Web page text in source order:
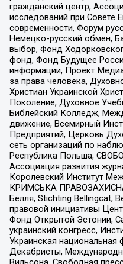
гражданский центр,
исследований при Совете
современности, Форум
Немецко-русский обмен,
выбор, Фонд
фонд, Фонд Будущее
информации, Проект
за права человека,
Христиан Украинской
Поколение, Духовное
Библейский Колледж,
движение, Всемирный
Предприятий, Церковь
сеть организаций по
Республика Польша,
Ассоциация развития
Королевский Институт
КРИМСЬКА
Бёлля, Stichting Bellingcat,
правовой инициативы
Фонд Открытой Эстонии,
украинский конгресс,
Украинская
Декабристы,